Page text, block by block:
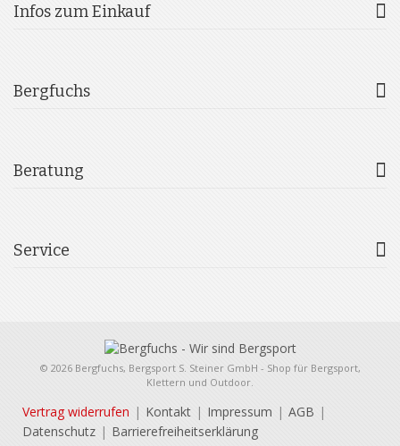
Infos zum Einkauf
Bergfuchs
Beratung
Service
© 2026 Bergfuchs, Bergsport S. Steiner GmbH - Shop für Bergsport,
Klettern und Outdoor.
Vertrag widerrufen Kontakt Impressum
AGB
Datenschutz
Barrierefreiheitserklärung